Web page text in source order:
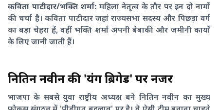
कविता पाटीदार/भक्ति शर्मा: महिला नेतृत्व के तौर पर इन दो नामों
की चर्चा है। कविता पाटीदार जहां राज्यसभा सदस्य और पिछड़ा वर्ग
का बड़ा चेहरा हैं, वहीं भक्ति शर्मा अपनी बेबाकी और जमीनी कार्यों
के लिए जानी जाती हैं।
नितिन नवीन की 'यंग ब्रिगेड' पर नजर
भाजपा के सबसे युवा राष्ट्रीय अध्यक्ष बने नितिन नवीन का मुख्य